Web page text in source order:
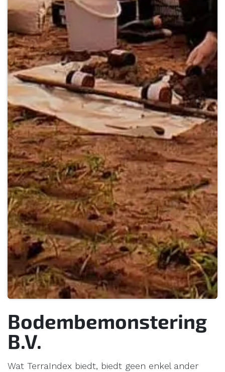
Bodembemonstering
B.V.
Wat TerraIndex biedt, biedt geen ​enkel ander